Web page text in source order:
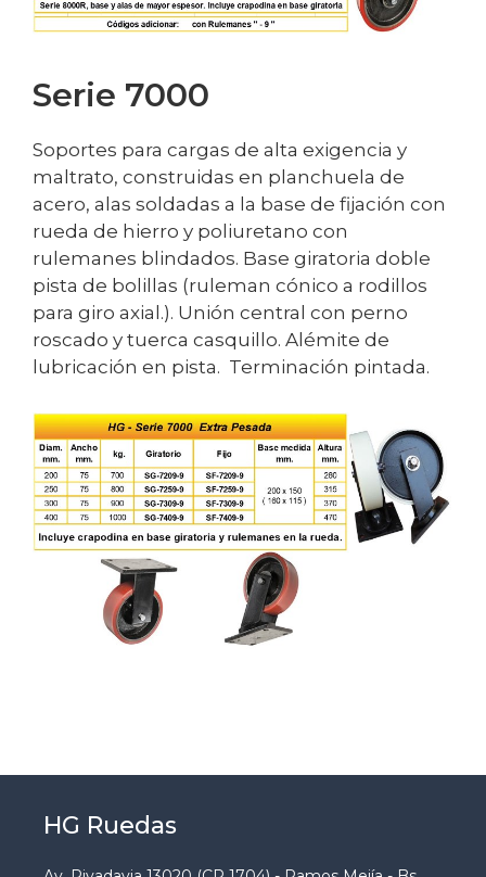
Serie 7000
Soportes para cargas de alta exigencia y
maltrato, construidas en planchuela de
acero, alas soldadas a la base de fijación con
rueda de hierro y poliuretano con
rulemanes blindados. Base giratoria doble
pista de bolillas (ruleman cónico a rodillos
para giro axial.). Unión central con perno
roscado y tuerca casquillo. Alémite de
lubricación en pista. Terminación pintada.
HG Ruedas